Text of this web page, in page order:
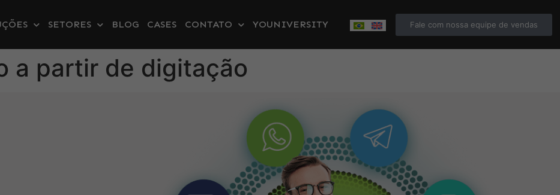
SETORES BLOG CASES CONTATO YOUNIVERSITY Fale com nossa equipe de vendas
a partir de digitação